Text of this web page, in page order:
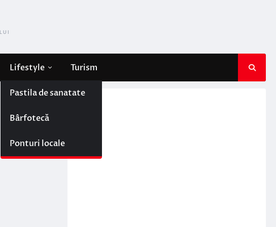
Lifestyle
Pastila de sanatate
Bârfotecă
Ponturi locale
Turism